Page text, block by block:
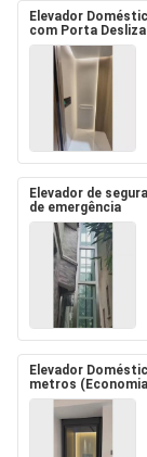
Elevador
com Porta
Elevador de
de emergência
Elevador
metros